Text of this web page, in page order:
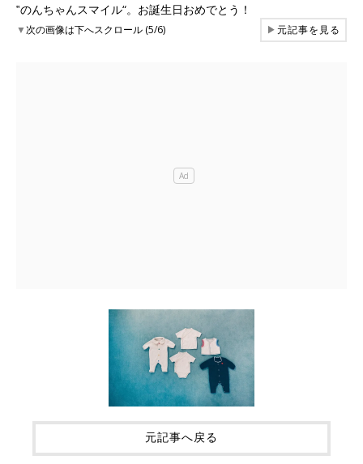
‟のんちゃんスマイル“。お誕生日おめでとう！
▼次の画像は下へスクロール (5/6) ▶元記事を見る
元記事へ戻る